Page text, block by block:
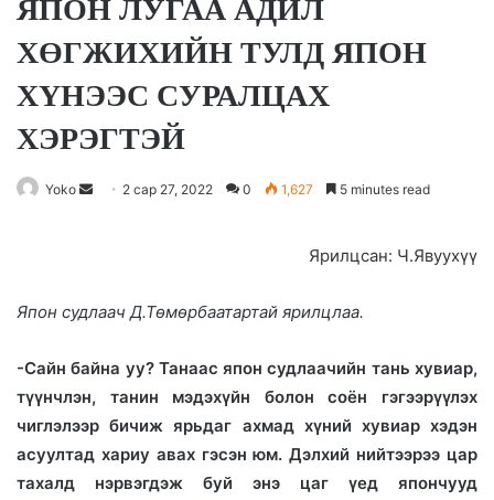
ЯПОН ЛУГАА АДИЛ
ХӨГЖИХИЙН ТУЛД ЯПОН
ХҮНЭЭС СУРАЛЦАХ
ХЭРЭГТЭЙ
Yoko
n
m
a
i
l
2 сар 27, 2022 0 1,627 5 minutes read
Ярилцсан: Ч.Явуухүү
Япон судлаач Д.Төмөрбаатартай ярилцлаа.
-Сайн байна уу? Танаас япон судлаачийн тань хувиар,
түүнчлэн, танин мэдэхүйн болон соён гэгээрүүлэх
чиглэлээр бичиж ярьдаг ахмад хүний хувиар хэдэн
асуултад хариу авах гэсэн юм. Дэлхий нийтээрээ цар
тахалд нэрвэгдэж буй энэ цаг үед япончууд